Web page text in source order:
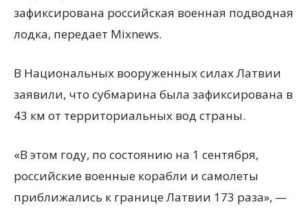
зафиксирована российская военная подводная
лодка, передает Mixnews.
В Национальных вооруженных силах Латвии
заявили, что субмарина была зафиксирована в
43 км от территориальных вод страны.
«В этом году, по состоянию на 1 сентября,
российские военные корабли и самолеты
приближались к границе Латвии 173 раза», —